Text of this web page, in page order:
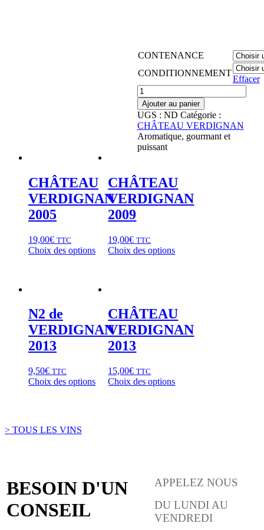
CONTENANCE
CONDITIONNEMENT
Effacer
Quantité
Ajouter au panier
UGS : ND Catégorie :
CHÂTEAU VERDIGNAN
Aromatique, gourmant et
puissant
CHÂTEAU
VERDIGNAN
2005
19,00€ TTC
Choix des options
CHÂTEAU
VERDIGNAN
2009
19,00€ TTC
Choix des options
N2 de
VERDIGNAN
2013
9,50€ TTC
Choix des options
CHÂTEAU
VERDIGNAN
2013
15,00€ TTC
Choix des options
> TOUS LES VINS
BESOIN D'UN
CONSEIL
APPELEZ NOUS
DU LUNDI AU
VENDREDI